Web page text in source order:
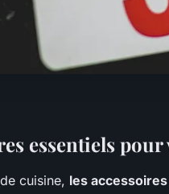
essentiels
cuisine, les